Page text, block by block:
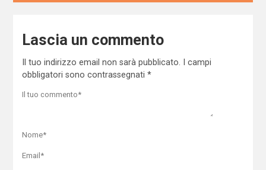
Lascia un commento
Il tuo indirizzo email non sarà pubblicato.
I campi
obbligatori sono contrassegnati *